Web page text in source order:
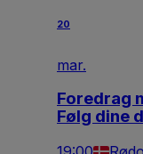
20
mar.
Foredrag
Følg dine